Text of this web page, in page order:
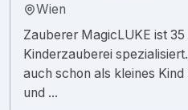
Wien
Zauberer MagicLUKE ist
Kinderzauberei
auch schon als kleines
und ...